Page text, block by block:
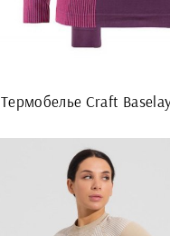
Термобелье Craft